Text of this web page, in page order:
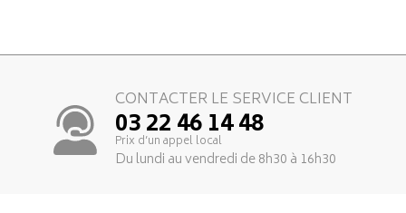
CONTACTER LE SERVICE CLIENT
03 22 46 14 48
Prix d’un appel local
Du lundi au vendredi de 8h30 à 16h30